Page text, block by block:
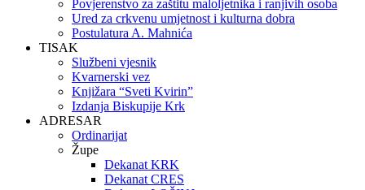
Povjerenstvo za zaštitu maloljetnika i ranjivih osoba
Ured za crkvenu umjetnost i kulturna dobra
Postulatura A. Mahnića
TISAK
Službeni vjesnik
Kvarnerski vez
Knjižara “Sveti Kvirin”
Izdanja Biskupije Krk
ADRESAR
Ordinarijat
Župe
Dekanat KRK
Dekanat CRES